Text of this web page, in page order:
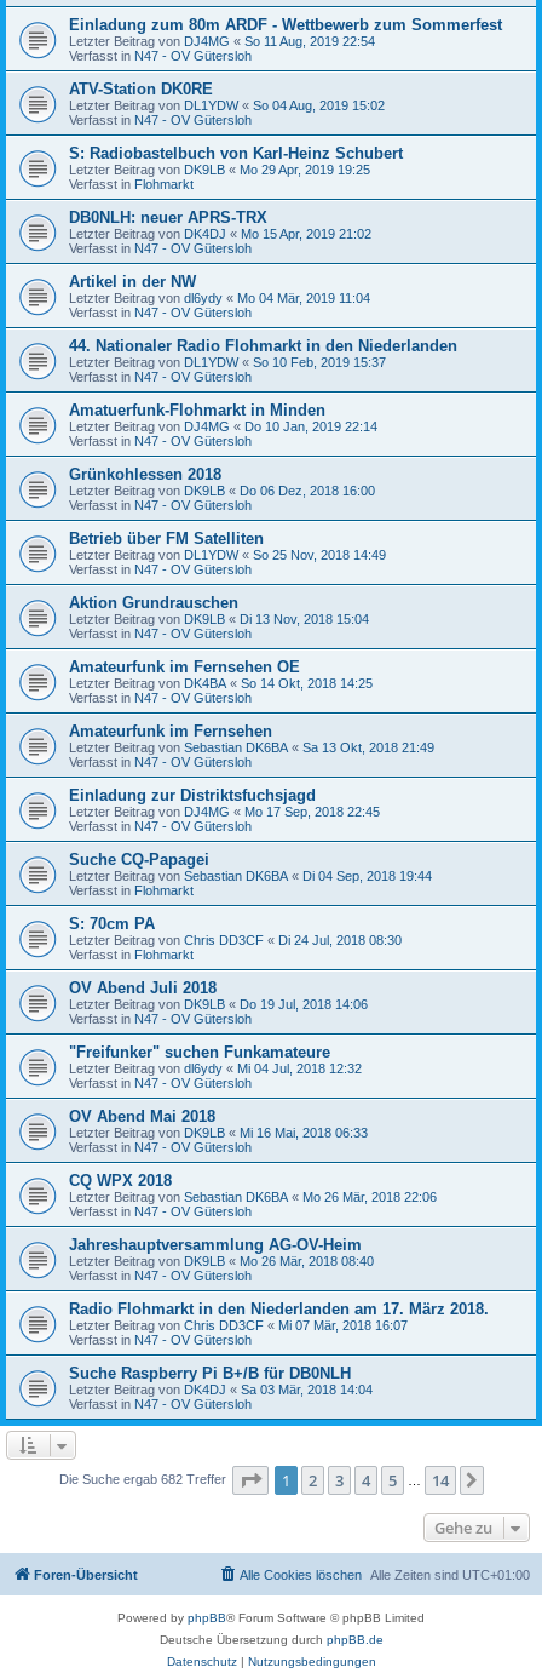
Einladung zum 80m ARDF - Wettbewerb zum Sommerfest
Letzter Beitrag von DJ4MG « So 11 Aug, 2019 22:54
Verfasst in N47 - OV Gütersloh
ATV-Station DK0RE
Letzter Beitrag von DL1YDW« So 04 Aug, 2019 15:02
Verfasst in N47 - OV Gütersloh
S: Radiobastelbuch von Karl-Heinz Schubert
Letzter Beitrag von DK9LB « Mo 29 Apr, 2019 19:25
Verfasst in Flohmarkt
DB0NLH: neuer APRS-TRX
Letzter Beitrag von DK4DJ « Mo 15 Apr, 2019 21:02
Verfasst in N47 - OV Gütersloh
Artikel in der NW
Letzter Beitrag von dl6ydy « Mo 04 Mär, 2019 11:04
Verfasst in N47 - OV Gütersloh
44. Nationaler Radio Flohmarkt in den Niederlanden
Letzter Beitrag von DL1YDW« So 10 Feb, 2019 15:37
Verfasst in N47 - OV Gütersloh
Amatuerfunk-Flohmarkt in Minden
Letzter Beitrag von DJ4MG « Do 10 Jan, 2019 22:14
Verfasst in N47 - OV Gütersloh
Grünkohlessen 2018
Letzter Beitrag von DK9LB « Do 06 Dez, 2018 16:00
Verfasst in N47 - OV Gütersloh
Betrieb über FM Satelliten
Letzter Beitrag von DL1YDW« So 25 Nov, 2018 14:49
Verfasst in N47 - OV Gütersloh
Aktion Grundrauschen
Letzter Beitrag von DK9LB « Di 13 Nov, 2018 15:04
Verfasst in N47 - OV Gütersloh
Amateurfunk im Fernsehen OE
Letzter Beitrag von DK4BA « So 14 Okt, 2018 14:25
Verfasst in N47 - OV Gütersloh
Amateurfunk im Fernsehen
Letzter Beitrag von Sebastian DK6BA « Sa 13 Okt, 2018 21:49
Verfasst in N47 - OV Gütersloh
Einladung zur Distriktsfuchsjagd
Letzter Beitrag von DJ4MG « Mo 17 Sep, 2018 22:45
Verfasst in N47 - OV Gütersloh
Suche CQ-Papagei
Letzter Beitrag von Sebastian DK6BA « Di 04 Sep, 2018 19:44
Verfasst in Flohmarkt
S: 70cm PA
Letzter Beitrag von Chris DD3CF « Di 24 Jul, 2018 08:30
Verfasst in Flohmarkt
OV Abend Juli 2018
Letzter Beitrag von DK9LB « Do 19 Jul, 2018 14:06
Verfasst in N47 - OV Gütersloh
"Freifunker" suchen Funkamateure
Letzter Beitrag von dl6ydy « Mi 04 Jul, 2018 12:32
Verfasst in N47 - OV Gütersloh
OV Abend Mai 2018
Letzter Beitrag von DK9LB « Mi 16 Mai, 2018 06:33
Verfasst in N47 - OV Gütersloh
CQ WPX 2018
Letzter Beitrag von Sebastian DK6BA « Mo 26 Mär, 2018 22:06
Verfasst in N47 - OV Gütersloh
Jahreshauptversammlung AG-OV-Heim
Letzter Beitrag von DK9LB « Mo 26 Mär, 2018 08:40
Verfasst in N47 - OV Gütersloh
Radio Flohmarkt in den Niederlanden am 17. März 2018.
Letzter Beitrag von Chris DD3CF « Mi 07 Mär, 2018 16:07
Verfasst in N47 - OV Gütersloh
Suche Raspberry Pi B+/B für DB0NLH
Letzter Beitrag von DK4DJ « Sa 03 Mär, 2018 14:04
Verfasst in N47 - OV Gütersloh
Die Suche ergab 682 Treffer Seite 1von 14
1 2 3 4 5 14
Gehe zu
Foren-Übersicht Alle Zeiten sind UTC+01:00
Alle Cookies löschen
Powered by phpBB® Forum Software © phpBB Limited
Deutsche Übersetzung durch phpBB.de
Datenschutz| Nutzungsbedingungen